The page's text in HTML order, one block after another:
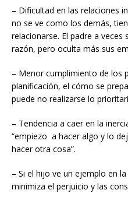
– Dificultad en las relaciones
no se ve como los demás,
relacionarse. El padre a
razón, pero oculta más sus
– Menor cumplimiento de los
planificación, el cómo se
puede no realizarse lo
– Tendencia a caer en la
“empiezo a hacer algo y lo
hacer otra cosa”.
– Si el hijo ve un ejemplo en
minimiza el perjuicio y las